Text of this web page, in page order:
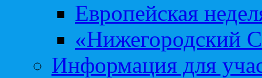
Европейская
«Нижегородский
Информация для